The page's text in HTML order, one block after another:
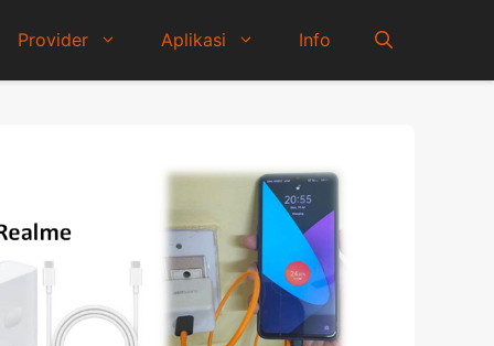
Provider Aplikasi Info